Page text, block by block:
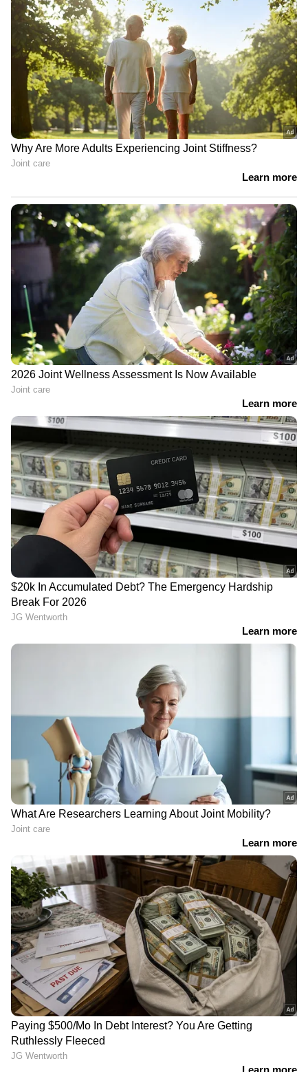
പങ്കെടുത്തു. വാണിജ്യ, വ്യവസായ മേഖലയിലെ
വിവിധ അസോസിയേഷനുകളും ബോര്‍‌ഡ്
പ്രതിനിധികളുമായും മന്ത്രി ചര്‍ച്ച നടത്തി.
മകന്‍റെ ശസ്ത്രക്രിയക്കായി മെഡിക്കൽ
കോളജിൽ; പാര്‍ക്ക് ചെയ്തിരുന്ന
ഓട്ടോറിക്ഷ രാത്രിയിൽ മോഷണം പോയി,
പരാതി
അർജുന്‍റെ ഭാര്യക്ക് ബാങ്കിൽ ജോലി,
വയനാട്ടില്‍ 120 ദിവസം കൊണ്ട് 11
കുടുംബങ്ങൾക്ക് വീട്; പ്രഖ്യാപനവുമായി
ബാങ്ക്
ഏഷ്യാനെറ്റ് ന്യൂസ് ലൈവ്